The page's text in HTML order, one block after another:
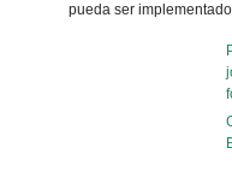
pueda ser